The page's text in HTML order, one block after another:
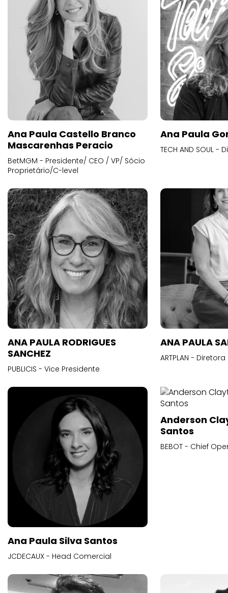
Ana Paula Castello Branco
Mascarenhas Peracio
BetMGM - Presidente/ CEO / VP/ Sócio
Proprietário/C-level
Ana Paula
TECH AND SOUL
ANA PAULA RODRIGUES
SANCHEZ
PUBLICIS - Vice Presidente
ANA PAULA
ARTPLAN -
Ana Paula Silva Santos
JCDECAUX - Head Comercial
Anderson
Santos
BEBOT - Chief